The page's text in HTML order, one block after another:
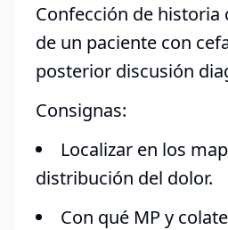
Confección de historia
de un paciente con
posterior discusión
Consignas:
Localizar en los
distribución del dolor.
Con qué MP y